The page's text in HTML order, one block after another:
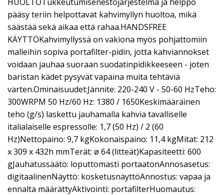
pääsy teriin helpottavat kahvimyllyn huoltoa, mikä
säästää sekä aikaa että rahaa.HANDSFREE
KÄYTTÖKahvimyllyssä on vakiona myös pohjattomiin
malleihin sopiva portafilter-pidin, jotta kahviannokset
voidaan jauhaa suoraan suodatinpidikkeeseen - joten
baristan kädet pysyvät vapaina muita tehtäviä
varten.Ominaisuudet:Jännite: 220-240 V - 50-60 HzTeho:
300WRPM 50 Hz/60 Hz: 1380 / 1650Keskimääräinen
teho (g/s) laskettu jauhamalla kahvia tavalliselle
italialaiselle espressolle: 1,7 (50 Hz) / 2 (60
Hz)Nettopaino: 9,7 kgKokonaispaino: 11,4 kgMitat: 212
x 309 x 432h mmTerät: ø 64 (litteät)Kapasiteetti: 600
gJauhatussäätö: loputtomasti portaatonAnnosasetus:
digitaalinenNäyttö: kosketusnäyttöAnnostus: vapaa ja
ennalta määrättyAktivointi: portafilterHuomautus: